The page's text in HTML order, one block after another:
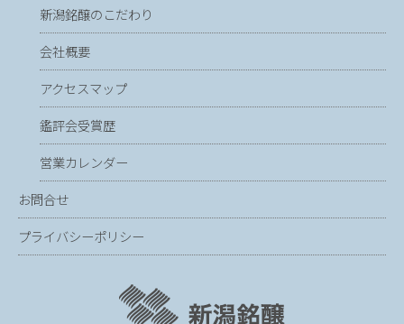
新潟銘醸のこだわり
会社概要
アクセスマップ
鑑評会受賞歴
営業カレンダー
お問合せ
プライバシーポリシー